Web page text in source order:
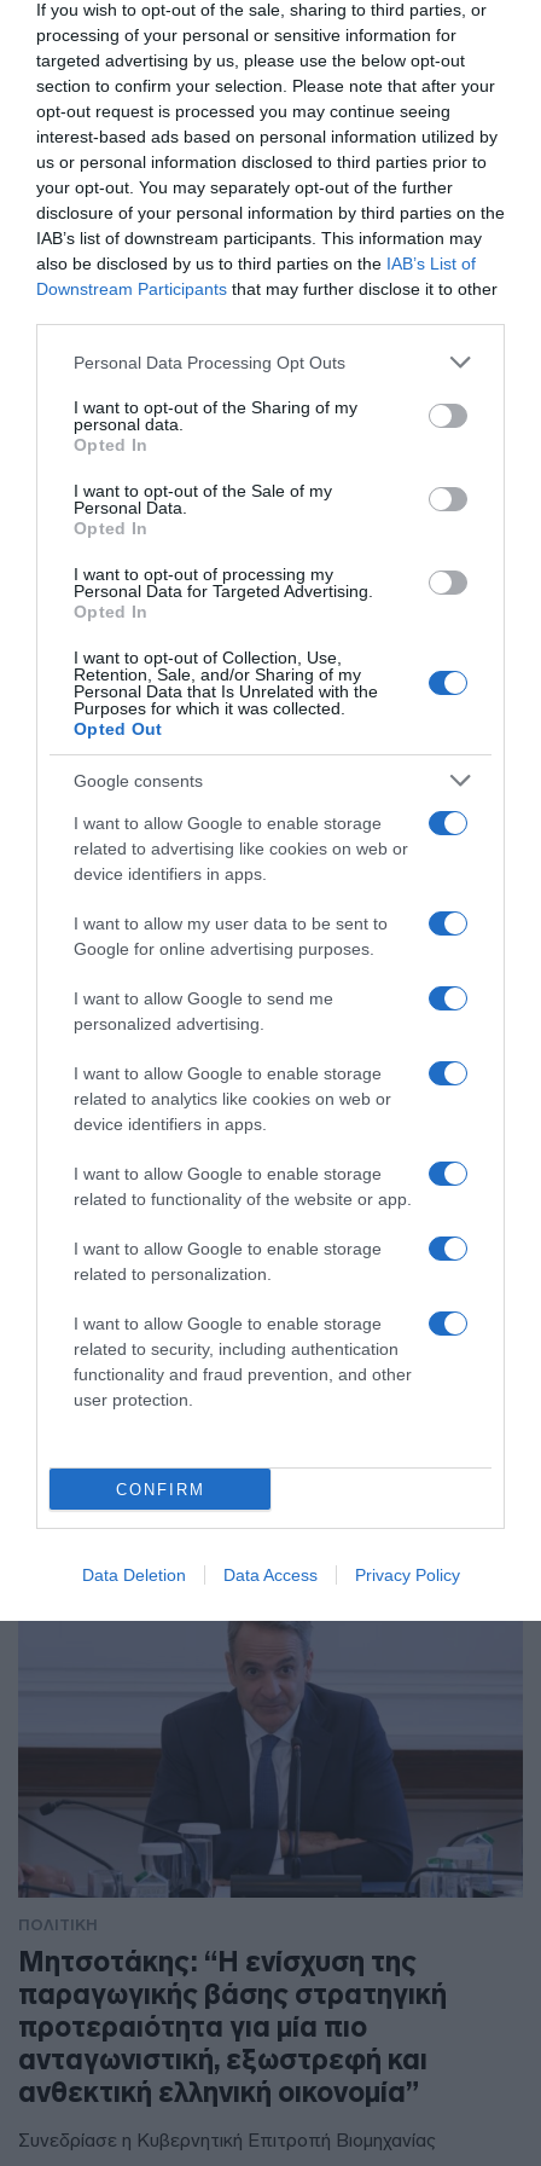
If you wish to opt-out of the sale, sharing to third parties, or
processing of your personal or sensitive information for
targeted advertising by us, please use the below opt-out
section to confirm your selection. Please note that after your
opt-out request is processed you may continue seeing
interest-based ads based on personal information utilized by
us or personal information disclosed to third parties prior to
your opt-out. You may separately opt-out of the further
disclosure of your personal information by third parties on the
IAB’s list of downstream participants. This information may
also be disclosed by us to third parties on the IAB’s List of
Downstream Participants that may further disclose it to other
Please note that this website/app uses one or more Google
not limited to your visit or usage behaviour. You may click to
grant or deny consent to Google and its third-party tags to
use your data for below specified purposes in below Google
consent section.
Personal Data Processing Opt Outs
I want to opt-out of the Sharing of my
personal data.
Opted In
I want to opt-out of the Sale of my
Personal Data.
Opted In
I want to opt-out of processing my
Personal Data for Targeted Advertising.
Opted In
I want to opt-out of Collection, Use,
Retention, Sale, and/or Sharing of my
Personal Data that Is Unrelated with the
Purposes for which it was collected.
Opted Out
Google consents
I want to allow Google to enable storage
related to advertising like cookies on web or
device identifiers in apps.
I want to allow my user data to be sent to
Google for online advertising purposes.
I want to allow Google to send me
personalized advertising.
I want to allow Google to enable storage
related to analytics like cookies on web or
device identifiers in apps.
I want to allow Google to enable storage
related to functionality of the website or app.
I want to allow Google to enable storage
related to personalization.
I want to allow Google to enable storage
related to security, including authentication
functionality and fraud prevention, and other
user protection.
CONFIRM
Data Deletion Data Access Privacy Policy
κλαδέματος
Ακολούθησε το debater.gr στοGoogle News
και μάθετε πρώτοι όλες τις ειδήσεις
Share Tweet
ΒΟΡΕΙΑ ΕΛΛΑΔΑ
ΘΕΣΣΑΛΟΝΙΚΗ
ΔΙΑΦΗΜΙΣΗ
ΣΧΟΛΙΑ
ΠΟΛΙΤΙΚΗ
ΠΟΛΙΤΙΚΗ
Μητσοτάκης: “Η ενίσχυση της
παραγωγικής βάσης στρατηγική
προτεραιότητα για μία πιο
ανταγωνιστική, εξωστρεφή και
ανθεκτική ελληνική οικονομία”
Συνεδρίασε η Κυβερνητική Επιτροπή Βιομηχανίας